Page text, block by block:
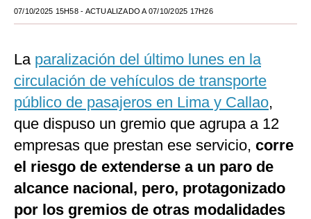
México
Internacional
Tecnología
Club del Suscriptor
Mix
G de Gestión
Notas Contratadas
07/10/2025 15H58- ACTUALIZADO A 07/10/2025 17H26
La paralización del último lunes en la
circulación de vehículos de transporte
público de pasajeros en Lima y Callao,
que dispuso un gremio que agrupa a 12
empresas que prestan ese servicio, corre
el riesgo de extenderse a un paro de
alcance nacional, pero, protagonizado
por los gremios de otras modalidades